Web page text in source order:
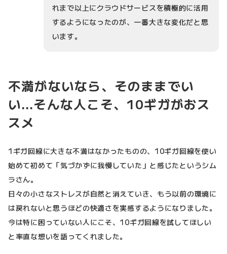
れまで以上にクラウドサービスを積極的に活用
するようになったのが、一番大きな変化だと思
います。
不満がないなら、そのままでい
い…そんな人こそ、10ギガがおス
スメ
1ギガ回線に大きな不満はなかったものの、10ギガ回線を使い
始めて初めて「気づかずに我慢していた」と感じたというシム
ラさん。
日々の小さなストレスが自然と消えていき、もう以前の環境に
は戻れないと思うほどの快適さを実感するようになりました。
今は特に困っていない人にこそ、10ギガ回線を試してほしい
と率直な想いを語ってくれました。